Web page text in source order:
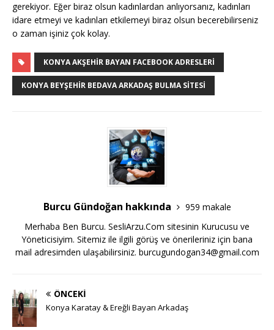
gerekiyor. Eğer biraz olsun kadınlardan anlıyorsanız, kadınları
idare etmeyi ve kadınları etkilemeyi biraz olsun becerebilirseniz
o zaman işiniz çok kolay.
KONYA AKŞEHIR BAYAN FACEBOOK ADRESLERI
KONYA BEYŞEHIR BEDAVA ARKADAŞ BULMA SITESI
Burcu Gündoğan hakkında
959 makale
Merhaba Ben Burcu. SesliArzu.Com sitesinin Kurucusu ve
Yöneticisiyim. Sitemiz ile ilgili görüş ve önerileriniz için bana
mail adresimden ulaşabilirsiniz. burcugundogan34@gmail.com
ÖNCEKI
Konya Karatay & Ereğli Bayan Arkadaş